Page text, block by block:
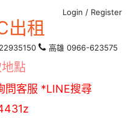
Login / Register
出租
高雄 0966-623575
點
問客服 *LINE搜尋